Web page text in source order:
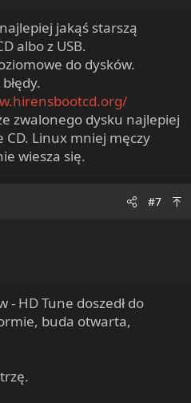
jakąś starszą
albo z USB.
do dysków.
zwalonego dysku najlepiej
CD. Linux mniej męczy
wiesza się.
#7
- HD Tune doszedł do
buda otwarta,